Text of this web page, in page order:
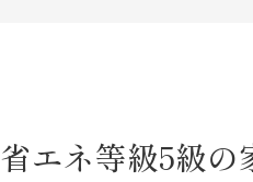
省エネ等級5級